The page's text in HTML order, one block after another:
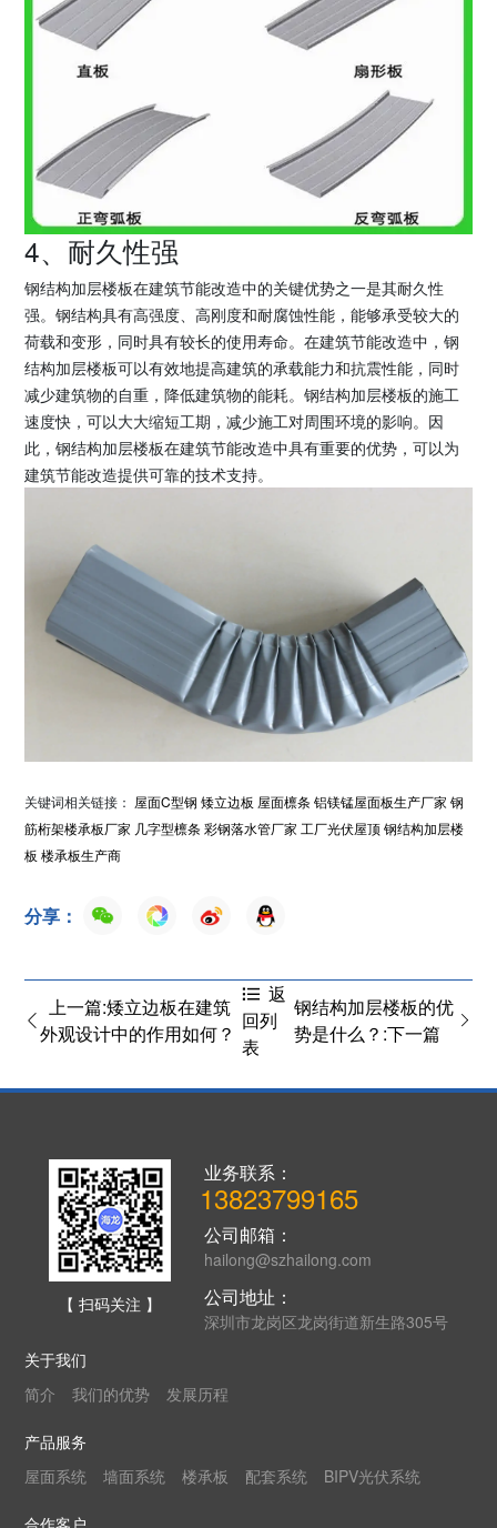
4、耐久性强
钢结构加层楼板在建筑节能改造中的关键优势之一是其耐久性
强。钢结构具有高强度、高刚度和耐腐蚀性能，能够承受较大的
荷载和变形，同时具有较长的使用寿命。在建筑节能改造中，钢
结构加层楼板可以有效地提高建筑的承载能力和抗震性能，同时
减少建筑物的自重，降低建筑物的能耗。钢结构加层楼板的施工
速度快，可以大大缩短工期，减少施工对周围环境的影响。因
此，钢结构加层楼板在建筑节能改造中具有重要的优势，可以为
建筑节能改造提供可靠的技术支持。
关键词相关链接： 屋面C型钢 矮立边板 屋面檩条 铝镁锰屋面板生产厂家 钢
筋桁架楼承板厂家 几字型檩条 彩钢落水管厂家 工厂光伏屋顶 钢结构加层楼
板 楼承板生产商
分享：
上一篇:矮立边板在建筑
外观设计中的作用如何？
返
回列
表
钢结构加层楼板的优
势是什么？:下一篇
【 扫码关注 】
业务联系：
13823799165
公司邮箱：
hailong@szhailong.com
公司地址：
深圳市龙岗区龙岗街道新生路305号
关于我们
简介
我们的优势 发展历程
产品服务
屋面系统
墙面系统 楼承板 配套系统 BIPV光伏系统